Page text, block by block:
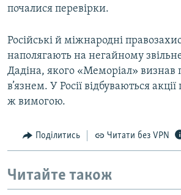
почалися перевірки.
Російські й міжнародні
наполягають на негайному
Дадіна, якого «Меморіал» визнав
в’язнем. У Росії відбуваються
ж вимогою.
Поділитись Читати без VPN
Читайте також